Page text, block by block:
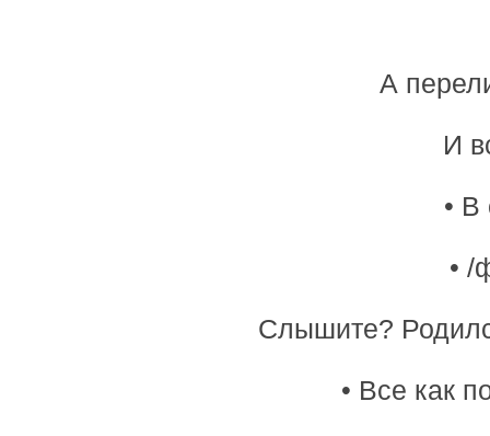
А
И
• В
• /
Слышите?
• Все как